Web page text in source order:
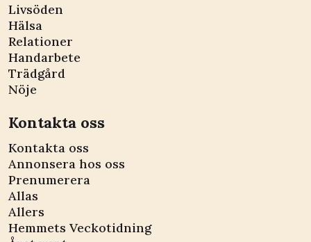
Livsöden
Hälsa
Relationer
Handarbete
Trädgård
Nöje
Kontakta oss
Kontakta oss
Annonsera hos oss
Prenumerera
Allas
Allers
Hemmets Veckotidning